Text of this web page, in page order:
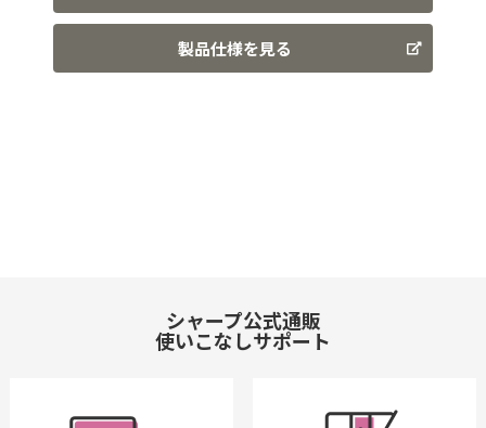
製品仕様を見る
シャープ公式通販
使いこなしサポート